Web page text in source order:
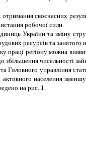
своєчасних
робочої сили.
України та зміну
ресурсів та занятого
праці регіону можна
чисельності
Головного управління
населення
на рис. 1.